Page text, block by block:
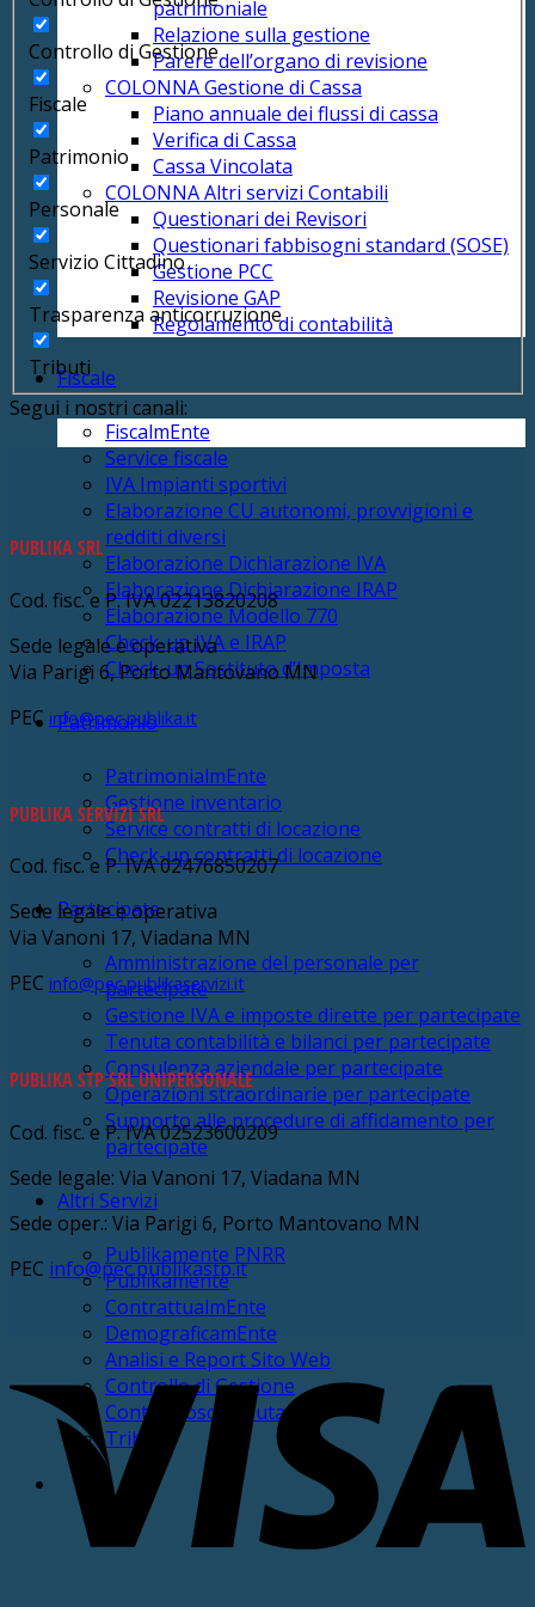
patrimoniale
Relazione sulla gestione
Parere dell’organo di revisione
COLONNA Gestione di Cassa
Piano annuale dei flussi di cassa
Verifica di Cassa
Cassa Vincolata
COLONNA Altri servizi Contabili
Questionari dei Revisori
Questionari fabbisogni standard (SOSE)
Gestione PCC
Revisione GAP
Regolamento di contabilità
Fiscale
FiscalmEnte
Service fiscale
IVA Impianti sportivi
Elaborazione CU autonomi, provvigioni e
redditi diversi
Elaborazione Dichiarazione IVA
Elaborazione Dichiarazione IRAP
Elaborazione Modello 770
Check-up IVA e IRAP
Check-up Sostituto d’Imposta
Patrimonio
PatrimonialmEnte
Gestione inventario
Service contratti di locazione
Check-up contratti di locazione
Partecipate
Amministrazione del personale per
partecipate
Gestione IVA e imposte dirette per partecipate
Tenuta contabilità e bilanci per partecipate
Consulenza aziendale per partecipate
Operazioni straordinarie per partecipate
Supporto alle procedure di affidamento per
partecipate
Altri Servizi
Publikamente PNRR
Publikamente
ContrattualmEnte
DemograficamEnte
Analisi e Report Sito Web
Controllo di Gestione
Contenzioso tributario
Tributi
Controllo di Gestione
Fiscale
Patrimonio
Personale
Servizio Cittadino
Trasparenza anticorruzione
Tributi
Segui i nostri canali:
PUBLIKA SRL
Cod. fisc. e P. IVA 02213820208
Sede legale e operativa
Via Parigi 6, Porto Mantovano MN
PEC info@pec.publika.it
PUBLIKA SERVIZI SRL
Cod. fisc. e P. IVA 02476850207
Sede legale e operativa
Via Vanoni 17, Viadana MN
PEC info@pec.publikaservizi.it
PUBLIKA STP SRL UNIPERSONALE
Cod. fisc. e P. IVA 02523600209
Sede legale: Via Vanoni 17, Viadana MN
Sede oper.: Via Parigi 6, Porto Mantovano MN
PEC info@pec.publikastp.it